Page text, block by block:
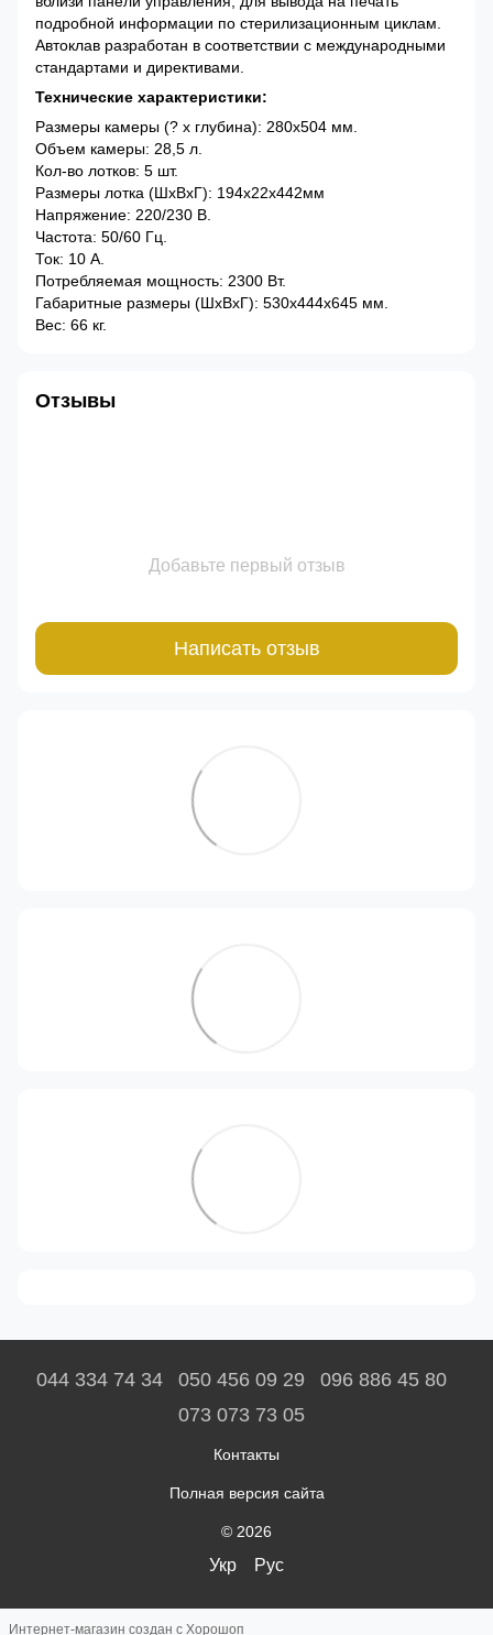
подробной информации по стерилизационным циклам.
Автоклав разработан в соответствии с международными
стандартами и директивами.
Технические характеристики:
Размеры камеры (? x глубина): 280x504 мм.
Объем камеры: 28,5 л.
Кол-во лотков: 5 шт.
Размеры лотка (ШхВхГ): 194x22x442мм
Напряжение: 220/230 В.
Частота: 50/60 Гц.
Ток: 10 А.
Потребляемая мощность: 2300 Вт.
Габаритные размеры (ШхВхГ): 530x444x645 мм.
Вес: 66 кг.
Отзывы
Добавьте первый отзыв
Написать отзыв
044 334 74 34 050 456 09 29
096 886 45 80
073 073 73 05
Контакты
Полная версия сайта
© 2026
Укр Рус
Интернет-магазин создан с Хорошоп